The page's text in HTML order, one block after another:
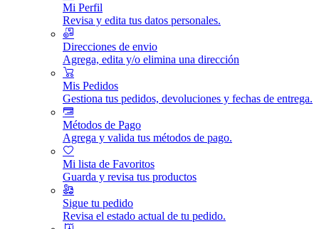
Mi Perfil
Revisa y edita tus datos personales.
Direcciones de envio
Agrega, edita y/o elimina una dirección
Mis Pedidos
Gestiona tus pedidos, devoluciones y fechas de entrega.
Métodos de Pago
Agrega y valida tus métodos de pago.
Mi lista de Favoritos
Guarda y revisa tus productos
Sigue tu pedido
Revisa el estado actual de tu pedido.